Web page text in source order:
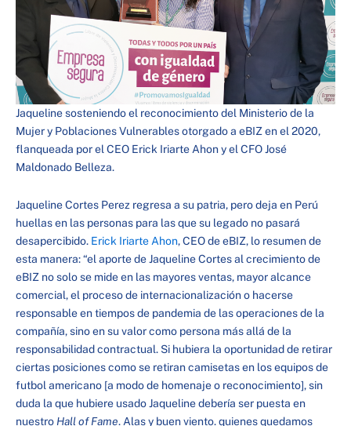
Jaqueline sosteniendo el reconocimiento del Ministerio de la
Mujer y Poblaciones Vulnerables otorgado a eBIZ en el 2020,
flanqueada por el CEO Erick Iriarte Ahon y el CFO José
Maldonado Belleza.
Jaqueline Cortes Perez regresa a su patria, pero deja en Perú
huellas en las personas para las que su legado no pasará
desapercibido. Erick Iriarte Ahon, CEO de eBIZ, lo resumen de
esta manera: “el aporte de Jaqueline Cortes al crecimiento de
eBIZ no solo se mide en las mayores ventas, mayor alcance
comercial, el proceso de internacionalización o hacerse
responsable en tiempos de pandemia de las operaciones de la
compañía, sino en su valor como persona más allá de la
responsabilidad contractual. Si hubiera la oportunidad de retirar
ciertas posiciones como se retiran camisetas en los equipos de
futbol americano [a modo de homenaje o reconocimiento], sin
duda la que hubiere usado Jaqueline debería ser puesta en
nuestro Hall of Fame. Alas y buen viento. quienes quedamos